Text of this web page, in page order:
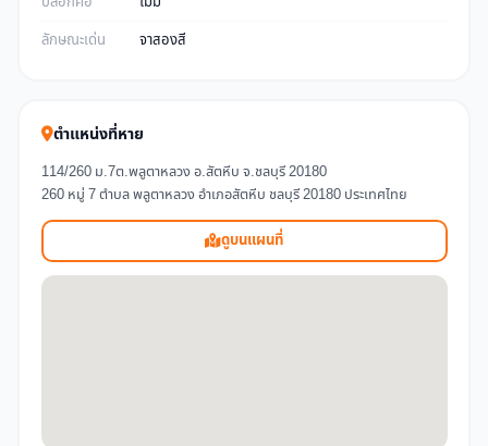
ลักษณะเด่น
จาสองสี
ตำแหน่งที่หาย
114/260 ม.7ต.พลูตาหลวง อ.สัตหีบ จ.ชลบุรี 20180
260 หมู่ 7 ตำบล พลูตาหลวง อำเภอสัตหีบ ชลบุรี 20180 ประเทศไทย
ดูบนแผนที่